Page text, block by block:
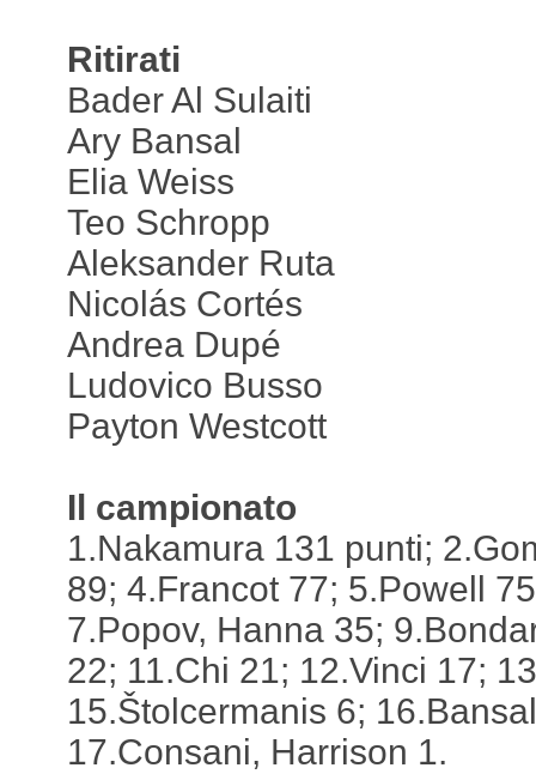
Ritirati
Bader Al Sulaiti
Ary Bansal
Elia Weiss
Teo Schropp
Aleksander Ruta
Nicolás Cortés
Andrea Dupé
Ludovico Busso
Payton Westcott
Il campionato
1.Nakamura 131 punti;
89; 4.Francot 77; 5.Powell
7.Popov, Hanna 35;
22; 11.Chi 21; 12.Vinci 17;
15.Štolcermanis 6;
17.Consani, Harrison 1.